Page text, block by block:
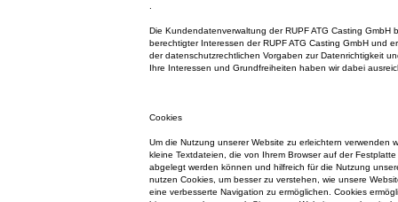
Die Kundendatenverwaltung der RUPF ATG Casting GmbH
berechtigter Interessen der RUPF ATG Casting GmbH und
der datenschutzrechtlichen Vorgaben zur Datenrichtigkeit
Ihre Interessen und Grundfreiheiten haben wir dabei
Cookies
Um die Nutzung unserer Website zu erleichtern verwenden
kleine Textdateien, die von Ihrem Browser auf der
abgelegt werden können und hilfreich für die Nutzung
nutzen Cookies, um besser zu verstehen, wie unsere
eine verbesserte Navigation zu ermöglichen. Cookies